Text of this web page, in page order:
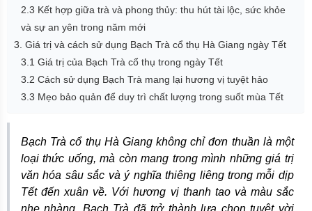
2.3 Kết hợp giữa trà và phong thủy: thu hút tài lộc, sức khỏe
và sự an yên trong năm mới
3. Giá trị và cách sử dụng Bạch Trà cổ thụ Hà Giang ngày Tết
3.1 Giá trị của Bạch Trà cổ thụ trong ngày Tết
3.2 Cách sử dụng Bạch Trà mang lại hương vị tuyệt hảo
3.3 Mẹo bảo quản để duy trì chất lượng trong suốt mùa Tết
Bạch Trà cổ thụ Hà Giang không chỉ đơn thuần là một
loại thức uống, mà còn mang trong mình những giá trị
văn hóa sâu sắc và ý nghĩa thiêng liêng trong mỗi dịp
Tết đến xuân về. Với hương vị thanh tao và màu sắc
nhẹ nhàng, Bạch Trà đã trở thành lựa chọn tuyệt vời